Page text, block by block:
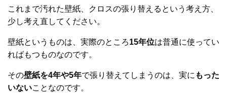
これまで汚れた壁紙、クロスの張り替えるという考え方、
少し考え直してください。
壁紙というものは、実際のところ15年位は普通に使ってい
ればもつものなのです。
その壁紙を4年や5年で張り替えてしまうのは、実に もった
いないことなのです。